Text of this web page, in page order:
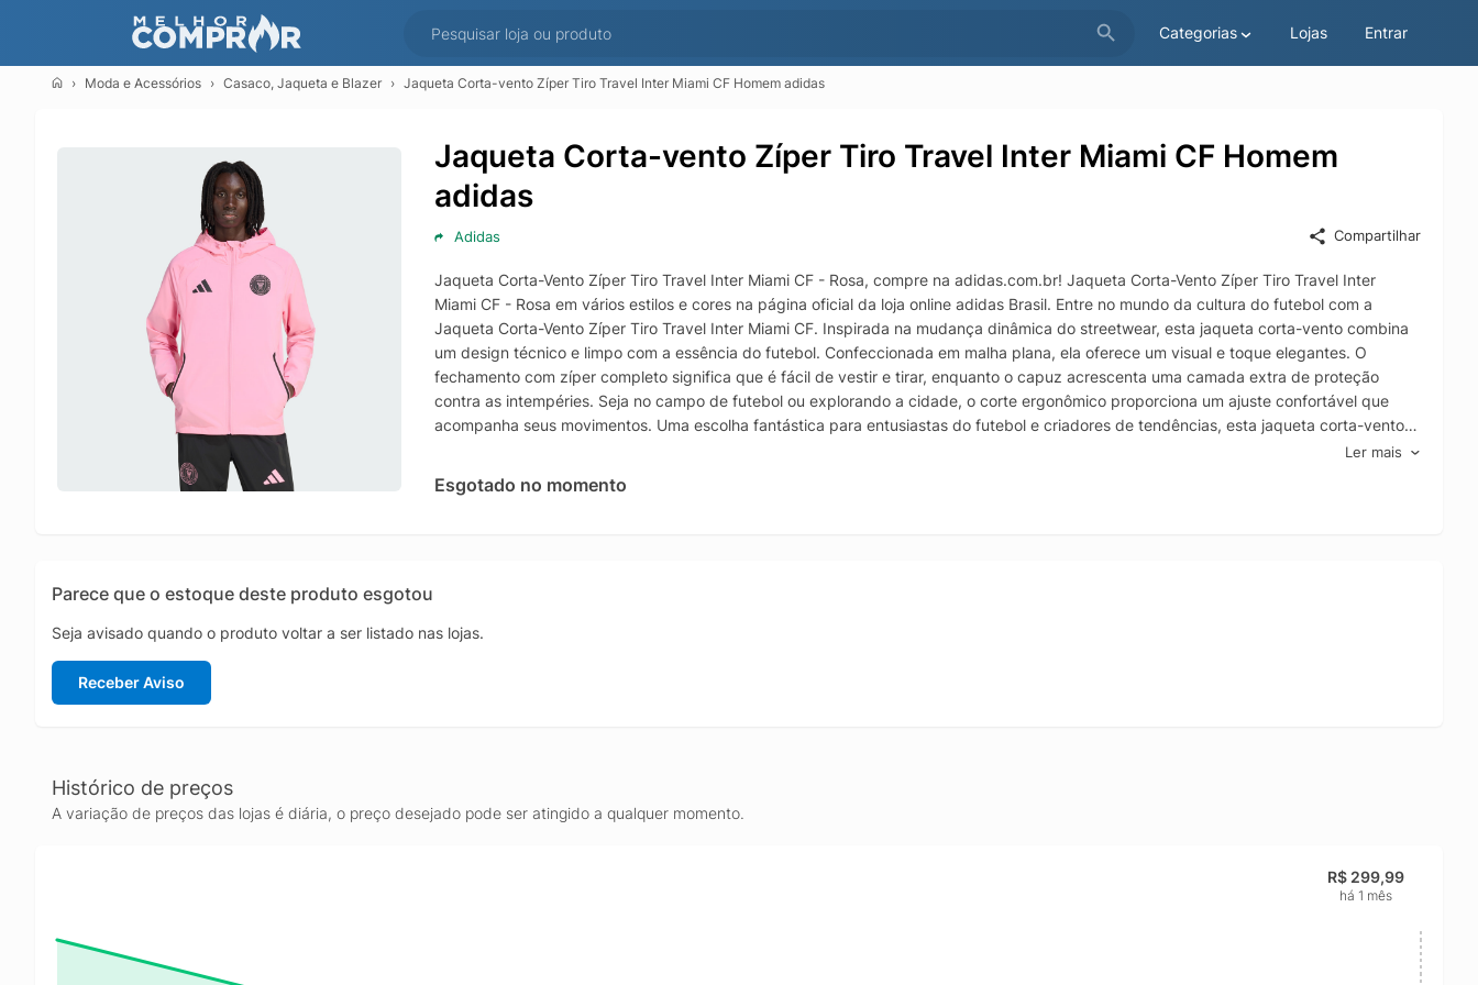
Categorias Lojas Entrar
Moda e Acessórios Casaco, Jaqueta e Blazer Jaqueta Corta-vento Zíper Tiro Travel Inter Miami CF Homem adidas
Jaqueta Corta-vento Zíper Tiro Travel Inter Miami CF Homem
adidas
Adidas Compartilhar
Jaqueta Corta-Vento Zíper Tiro Travel Inter Miami CF - Rosa, compre na adidas.com.br! Jaqueta Corta-Vento Zíper Tiro Travel Inter
Miami CF - Rosa em vários estilos e cores na página oficial da loja online adidas Brasil. Entre no mundo da cultura do futebol com a
Jaqueta Corta-Vento Zíper Tiro Travel Inter Miami CF. Inspirada na mudança dinâmica do streetwear, esta jaqueta corta-vento combina
um design técnico e limpo com a essência do futebol. Confeccionada em malha plana, ela oferece um visual e toque elegantes. O
fechamento com zíper completo significa que é fácil de vestir e tirar, enquanto o capuz acrescenta uma camada extra de proteção
contra as intempéries. Seja no campo de futebol ou explorando a cidade, o corte ergonômico proporciona um ajuste confortável que
acompanha seus movimentos. Uma escolha fantástica para entusiastas do futebol e criadores de tendências, esta jaqueta corta-vento é
Ler mais
Esgotado no momento
Parece que o estoque deste produto esgotou
Seja avisado quando o produto voltar a ser listado nas lojas.
Receber Aviso
Histórico de preços
A variação de preços das lojas é diária, o preço desejado pode ser atingido a qualquer momento.
R$ 299,99
há 1 mês